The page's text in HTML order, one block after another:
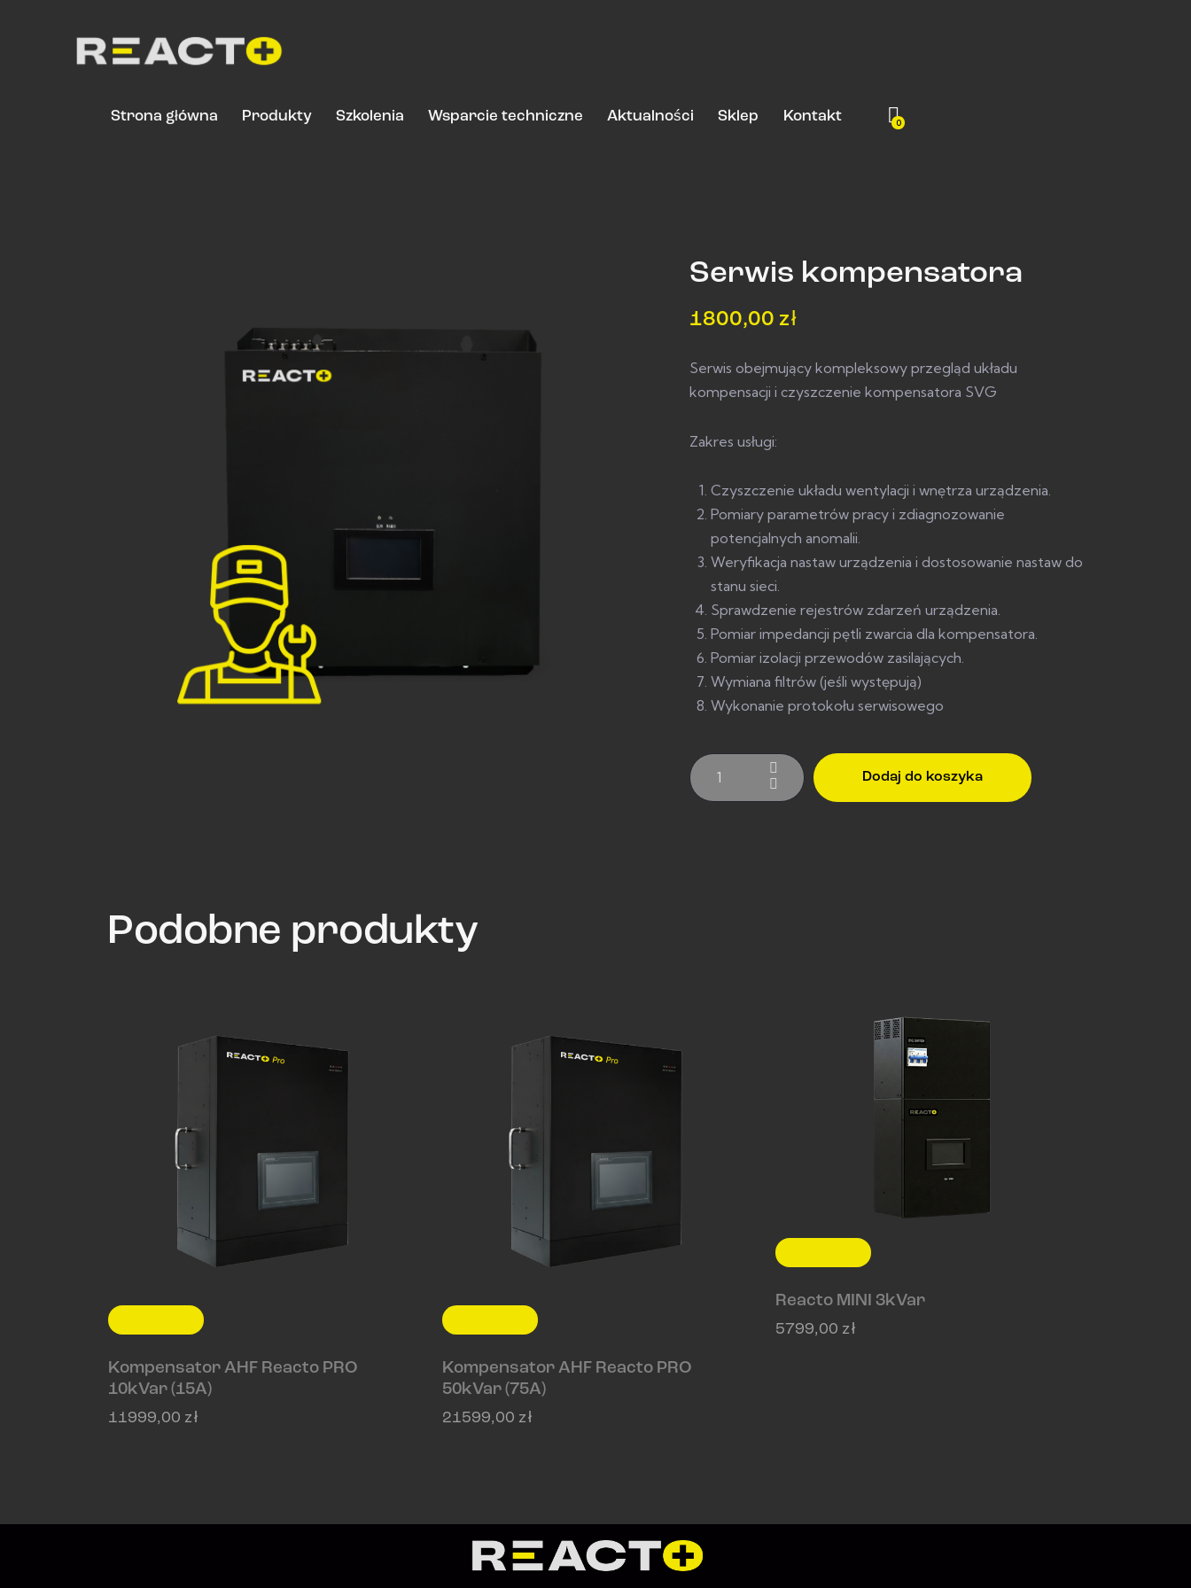
Strona główna Produkty Szkolenia Wsparcie techniczne Aktualności Sklep Kontakt 0
Serwis kompensatora
1800,00 zł
Serwis obejmujący kompleksowy przegląd układu
kompensacji i czyszczenie kompensatora SVG
Zakres usługi:
Czyszczenie układu wentylacji i wnętrza urządzenia.
Pomiary parametrów pracy i zdiagnozowanie
potencjalnych anomalii.
Weryfikacja nastaw urządzenia i dostosowanie nastaw do
stanu sieci.
Sprawdzenie rejestrów zdarzeń urządzenia.
Pomiar impedancji pętli zwarcia dla kompensatora.
Pomiar izolacji przewodów zasilających.
Wymiana filtrów (jeśli występują)
Wykonanie protokołu serwisowego
ilość
Serwis
Dodaj do koszyka
Podobne produkty
Kompensator AHF Reacto PRO
10kVar (15A)
11999,00 zł
Kompensator AHF Reacto PRO
50kVar (75A)
21599,00 zł
Reacto MINI 3kVar
5799,00 zł